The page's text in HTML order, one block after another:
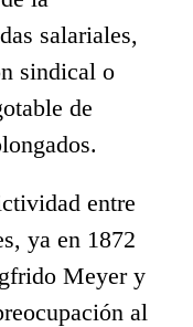
salariales,
sindical o
de
entre
ya en 1872
Meyer y
al